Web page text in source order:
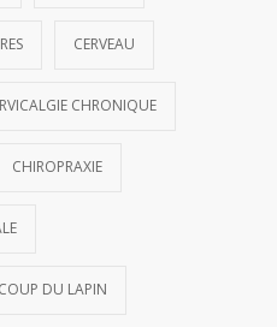
CERVEAU
CHRONIQUE
CHIROPRAXIE
COUP DU LAPIN